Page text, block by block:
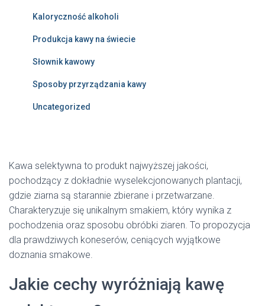
Kaloryczność alkoholi
Produkcja kawy na świecie
Słownik kawowy
Sposoby przyrządzania kawy
Uncategorized
Kawa selektywna to produkt najwyższej jakości,
pochodzący z dokładnie wyselekcjonowanych plantacji,
gdzie ziarna są starannie zbierane i przetwarzane.
Charakteryzuje się unikalnym smakiem, który wynika z
pochodzenia oraz sposobu obróbki ziaren. To propozycja
dla prawdziwych koneserów, ceniących wyjątkowe
doznania smakowe.
Jakie cechy wyróżniają kawę